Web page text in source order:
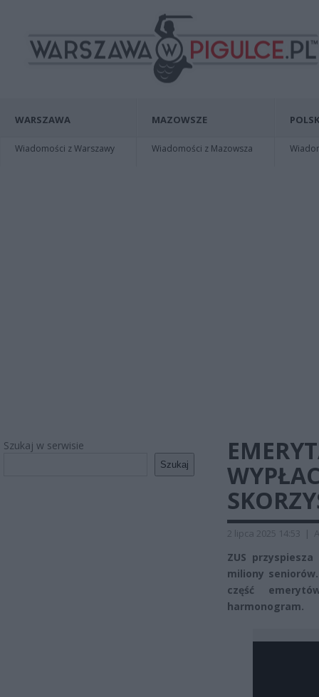
WARSZAWA
Wiadomości z Warszawy
MAZOWSZE
Wiadomości z Mazowsza
Szukaj w serwisie
Szukaj
2 lipca 2025 14:53 |
ZUS
miliony
część
harmonogram.